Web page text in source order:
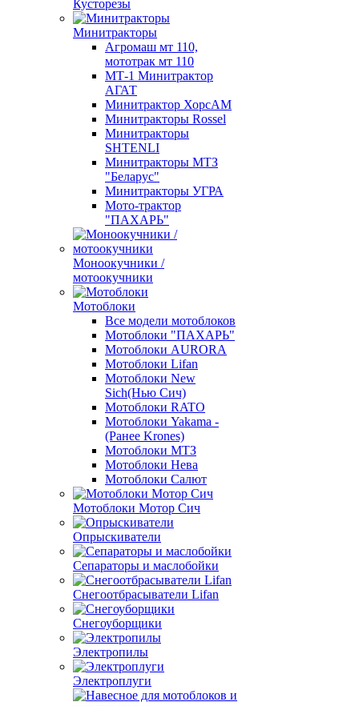
Кусторезы
Минитракторы
Агромаш мт 110,
мототрак мт 110
МТ-1 Минитрактор
АГАТ
Минитрактор ХорсАМ
Минитракторы Rossel
Минитракторы
SHTENLI
Минитракторы МТЗ
"Беларус"
Минитракторы УГРА
Мото-трактор
"ПАХАРЬ"
Моноокучники /
мотоокучники
Мотоблоки
Все модели мотоблоков
Мотоблоки "ПАХАРЬ"
Мотоблоки AURORA
Мотоблоки Lifan
Мотоблоки New
Sich(Нью Сич)
Мотоблоки RATO
Мотоблоки Yakama -
(Ранее Krones)
Мотоблоки МТЗ
Мотоблоки Нева
Мотоблоки Салют
Мотоблоки Мотор Сич
Опрыскиватели
Сепараторы и маслобойки
Снегоотбрасыватели Lifan
Снегоуборщики
Электропилы
Электроплуги